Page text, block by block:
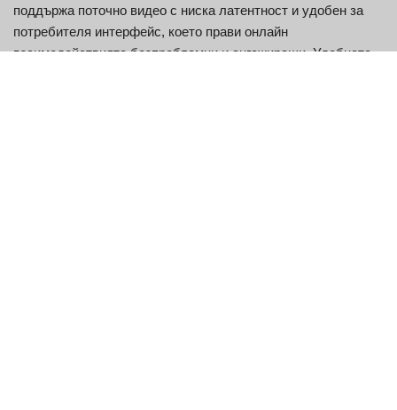
поддържа поточно видео с ниска латентност и удобен за
потребителя интерфейс, което прави онлайн
взаимодействията безпроблемни и ангажиращи. Удобната